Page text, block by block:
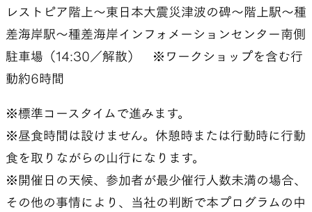
レストピア階上～東日本大震災津波の碑～階上駅～種
差海岸駅〜種差海岸インフォメーションセンター南側
駐車場（14:30／解散） ※ワークショップを含む行
動約6時間
※標準コースタイムで進みます。
※昼食時間は設けません。休憩時または行動時に行動
食を取りながらの山行になります。
※開催日の天候、参加者が最少催行人数未満の場合、
その他の事情により、当社の判断で本プログラムの中